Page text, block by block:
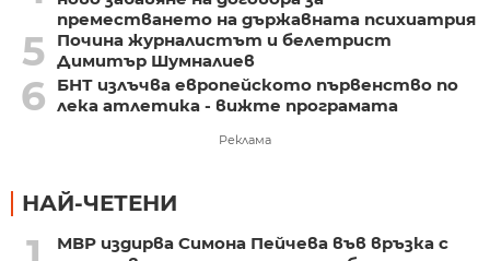
преместването на държавната психиатрия
5
Почина журналистът и белетрист
Димитър Шумналиев
6
БНТ излъчва европейското първенство по
лека атлетика - вижте програмата
Реклама
НАЙ-ЧЕТЕНИ
МВР издирва Симона Пейчева във връзка с